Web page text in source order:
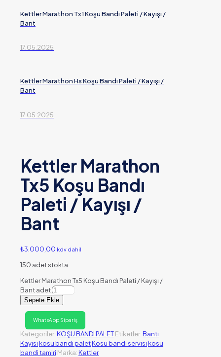
Kettler Marathon Tx1 Koşu Bandı Paleti / Kayışı /
Bant
17.05.2025
Kettler Marathon Hs Koşu Bandı Paleti / Kayışı /
Bant
17.05.2025
Kettler Marathon
Tx5 Koşu Bandı
Paleti / Kayışı /
Bant
₺3.000,00 kdv dahil
150 adet stokta
Kettler Marathon Tx5 Koşu Bandı Paleti / Kayışı /
Bant adet
Sepete Ekle
WhatsApp Sipariş
Kategoriler:KOŞU BANDI PALETEtiketler:Bantı
Kayisikosu bandi paletKosu bandi servisikosu
bandi tamiri Marka:Kettler